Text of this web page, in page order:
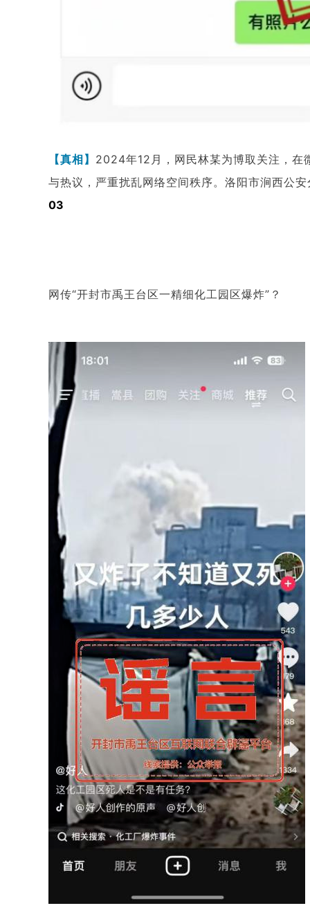
【真相】 2024年12月，网民林某为博取关注，在
与热议，严重扰乱网络空间秩序。洛阳市涧西公
03
网传“开封市禹王台区一精细化工园区爆炸”？